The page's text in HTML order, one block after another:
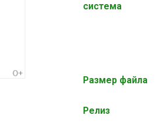
система
Размер файла
Релиз